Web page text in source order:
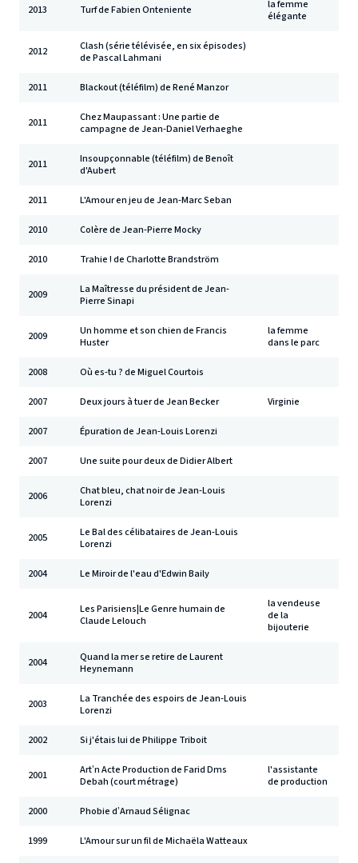
2013 Turf de Fabien Onteniente
la femme
élégante
2012
Clash (série télévisée, en six épisodes)
de Pascal Lahmani
2011 Blackout (téléfilm) de René Manzor
2011
Chez Maupassant : Une partie de
campagne de Jean-Daniel Verhaeghe
2011
Insoupçonnable (téléfilm) de Benoît
d'Aubert
2011 L'Amour en jeu de Jean-Marc Seban
2010 Colère de Jean-Pierre Mocky
2010 Trahie ! de Charlotte Brandström
2009
La Maîtresse du président de Jean-
Pierre Sinapi
2009
Un homme et son chien de Francis
Huster
la femme
dans le parc
2008 Où es-tu ? de Miguel Courtois
2007 Deux jours à tuer de Jean Becker Virginie
2007 Épuration de Jean-Louis Lorenzi
2007 Une suite pour deux de Didier Albert
2006
Chat bleu, chat noir de Jean-Louis
Lorenzi
2005
Le Bal des célibataires de Jean-Louis
Lorenzi
2004 Le Miroir de l'eau d'Edwin Baily
2004
Les Parisiens|Le Genre humain de
Claude Lelouch
la vendeuse
de la
bijouterie
2004
Quand la mer se retire de Laurent
Heynemann
2003
La Tranchée des espoirs de Jean-Louis
Lorenzi
2002 Si j'étais lui de Philippe Triboit
2001
Art’n Acte Production de Farid Dms
Debah (court métrage)
l'assistante
de production
2000 Phobie d’Arnaud Sélignac
1999 L'Amour sur un fil de Michaëla Watteaux